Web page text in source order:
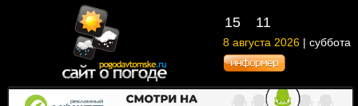
15 11
8 августа 2026 | суббота